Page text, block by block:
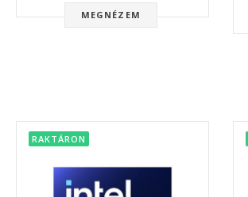
MEGNÉZEM
RAKTÁRON